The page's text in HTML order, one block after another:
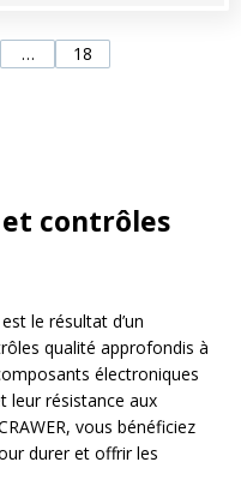
… 18
contrôles
le résultat d’un
qualité approfondis à
électroniques
leur résistance aux
vous bénéficiez
durer et offrir les